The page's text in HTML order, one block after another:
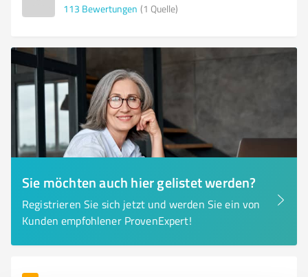
113 Bewertungen (1 Quelle)
Sie möchten auch hier gelistet werden?
Registrieren Sie sich jetzt und werden Sie ein von
Kunden empfohlener ProvenExpert!